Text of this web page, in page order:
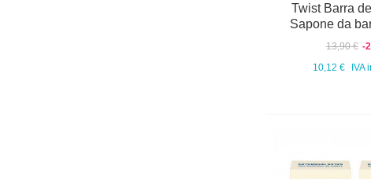
Twist Barra
Sapone da
13,90 € -
10,12 €
IVA